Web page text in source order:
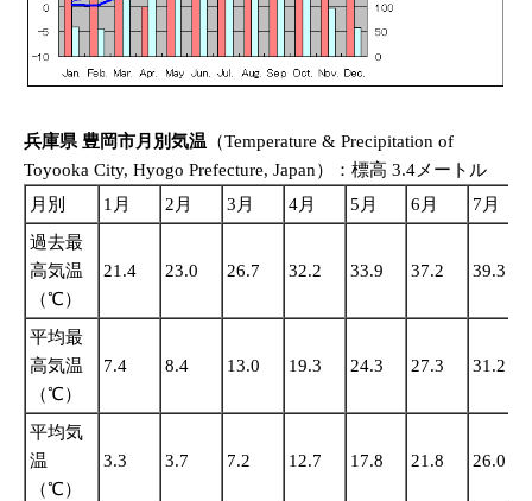
兵庫県 豊岡市月別気温 （Temperature & Precipitation of
Toyooka City, Hyogo Prefecture, Japan）：標高 3.4メートル
月別
1月 2月 3月 4月 5月 6月
7月
過去最
高気温
（℃）
21.4 23.0 26.7 32.2 33.9 37.2 39.3
平均最
高気温
（℃）
7.4 8.4 13.0 19.3 24.3 27.3 31.2
平均気
温
（℃）
3.3 3.7 7.2 12.7 17.8 21.8 26.0